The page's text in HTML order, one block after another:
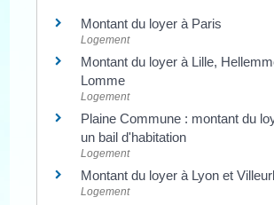
Montant du loyer à Paris
Logement
Montant du loyer à Lille,
Lomme
Logement
Plaine Commune : montant du
un bail d'habitation
Logement
Montant du loyer à Lyon et
Logement